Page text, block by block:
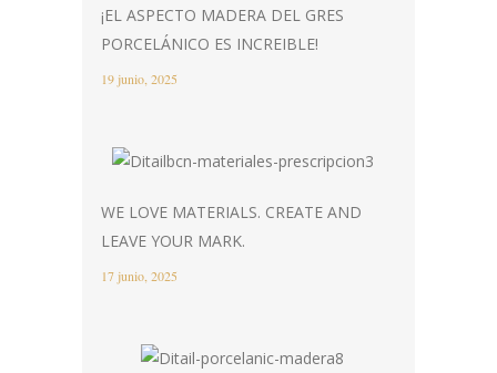
¡EL ASPECTO MADERA DEL GRES
PORCELÁNICO ES INCREIBLE!
19 junio, 2025
WE LOVE MATERIALS. CREATE AND
LEAVE YOUR MARK.
17 junio, 2025